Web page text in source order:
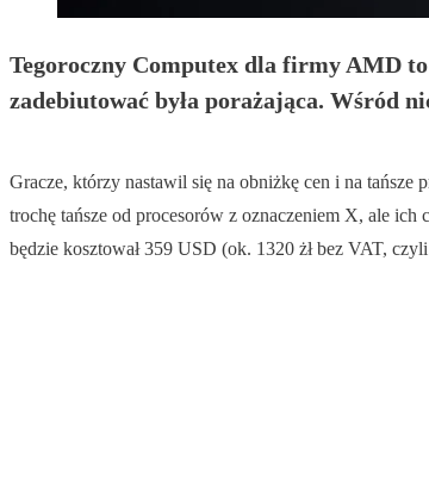
Tegoroczny Computex dla firmy AMD
zadebiutować była porażająca. Wśród
Gracze, którzy nastawil się na obniżkę cen i na tańsze
trochę tańsze od procesorów z oznaczeniem X, ale
będzie kosztował 359 USD (ok. 1320 żł bez VAT,